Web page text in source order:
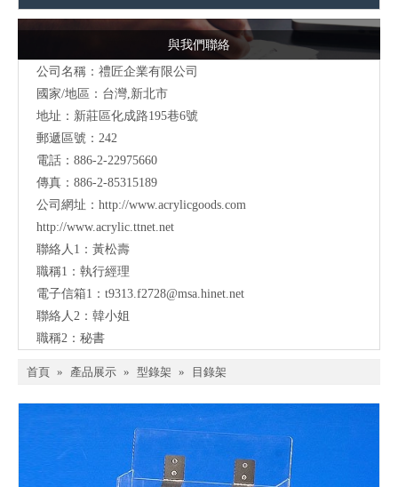
與我們聯絡
公司名稱：禮匠企業有限公司
國家/地區：台灣,新北市
地址：新莊區化成路195巷6號
郵遞區號：242
電話：886-2-22975660
傳真：886-2-85315189
公司網址： http://www.acrylicgoods.com
http://www.acrylic.ttnet.net
聯絡人1：黃松壽
職稱1：執行經理
電子信箱1： t9313.f2728@msa.hinet.net
聯絡人2：韓小姐
職稱2：秘書
首頁 » 產品展示 » 型錄架 » 目錄架